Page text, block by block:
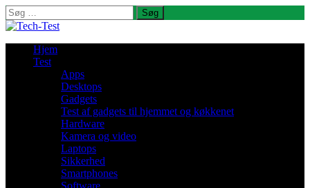
Søg
efter:
Hjem
Test
Apps
Desktops
Gadgets
Test af gadgets til hjemmet og køkkenet
Hardware
Kamera og video
Laptops
Sikkerhed
Smartphones
Software